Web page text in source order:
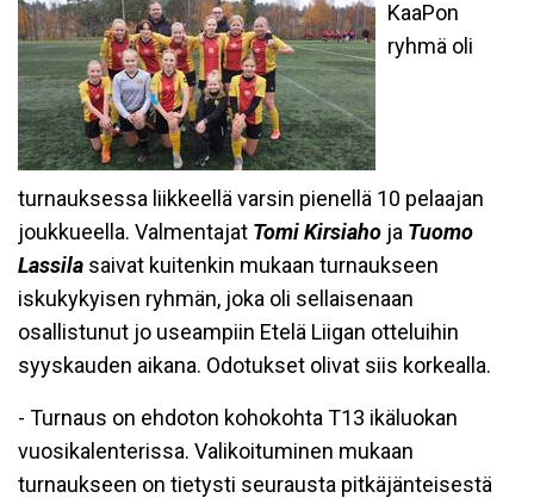
KaaPon
ryhmä oli
turnauksessa liikkeellä varsin pienellä 10 pelaajan
joukkueella. Valmentajat Tomi Kirsiaho ja Tuomo
Lassila saivat kuitenkin mukaan turnaukseen
iskukykyisen ryhmän, joka oli sellaisenaan
osallistunut jo useampiin Etelä Liigan otteluihin
syyskauden aikana. Odotukset olivat siis korkealla.
- Turnaus on ehdoton kohokohta T13 ikäluokan
vuosikalenterissa. Valikoituminen mukaan
turnaukseen on tietysti seurausta pitkäjänteisestä